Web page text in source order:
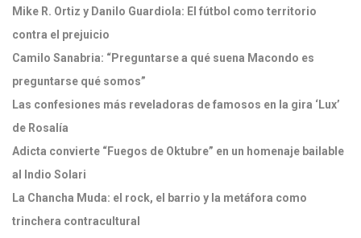
Mike R. Ortiz y Danilo Guardiola: El fútbol como territorio
contra el prejuicio
Camilo Sanabria: “Preguntarse a qué suena Macondo es
preguntarse qué somos”
Las confesiones más reveladoras de famosos en la gira ‘Lux’
de Rosalía
Adicta convierte “Fuegos de Oktubre” en un homenaje bailable
al Indio Solari
La Chancha Muda: el rock, el barrio y la metáfora como
trinchera contracultural